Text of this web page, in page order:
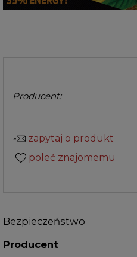
Producent:
zapytaj o produkt
poleć znajomemu
Bezpieczeństwo
Producent